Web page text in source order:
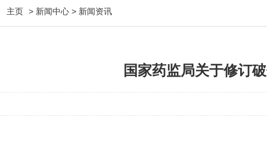
主页 > 新闻中心 > 新闻资讯
国家药监局关于修订